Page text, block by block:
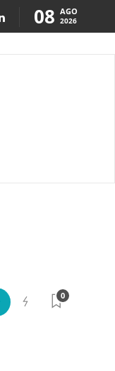
08 AGO
2026
0